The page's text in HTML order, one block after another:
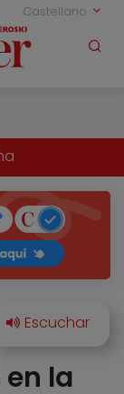
Castellano
la